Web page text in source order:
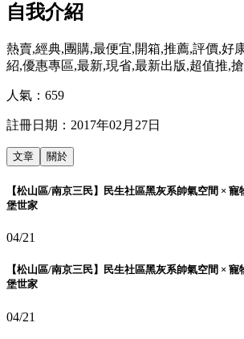
自我介紹
熱賣,經典,團購,最便宜,開箱,推薦,評價,好
紹,優惠專區,最新,現省,最新出版,超值推,
人氣： 659
註冊日期： 2017年02月27日
文章 關於
【松山區/南京三民】民生社區黑灰系帥氣空間 ×
堡世家
04/21
【松山區/南京三民】民生社區黑灰系帥氣空間 ×
堡世家
04/21